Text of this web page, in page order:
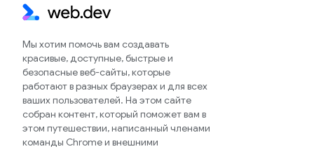
Мы хотим помочь вам создавать
красивые, доступные, быстрые и
безопасные веб-сайты, которые
работают в разных браузерах и для всех
ваших пользователей. На этом сайте
собран контент, который поможет вам в
этом путешествии, написанный членами
команды Chrome и внешними